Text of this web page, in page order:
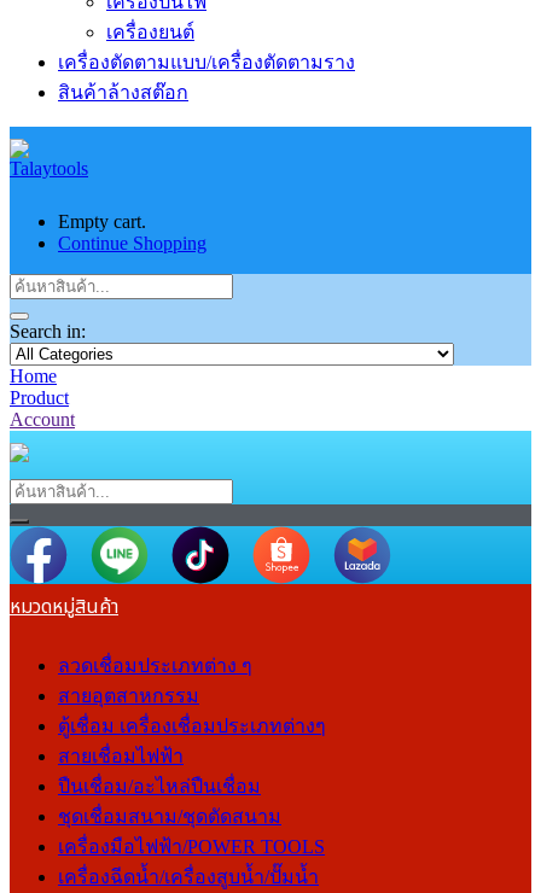
เครื่องยนต์
เครื่องตัดตามแบบ/เครื่องตัดตามราง
สินค้าล้างสต๊อก
Empty cart.
Continue Shopping
Search in:
Home
Product
Account
หมวดหมู่สินค้า
ลวดเชื่อมประเภทต่าง ๆ
สายอุตสาหกรรม
ตู้เชื่อม เครื่องเชื่อมประเภทต่างๆ
สายเชื่อมไฟฟ้า
ปืนเชื่อม/อะไหล่ปืนเชื่อม
ชุดเชื่อมสนาม/ชุดตัดสนาม
เครื่องมือไฟฟ้า/POWER TOOLS
เครื่องฉีดน้ำ/เครื่องสูบน้ำ/ปั๊มน้ำ